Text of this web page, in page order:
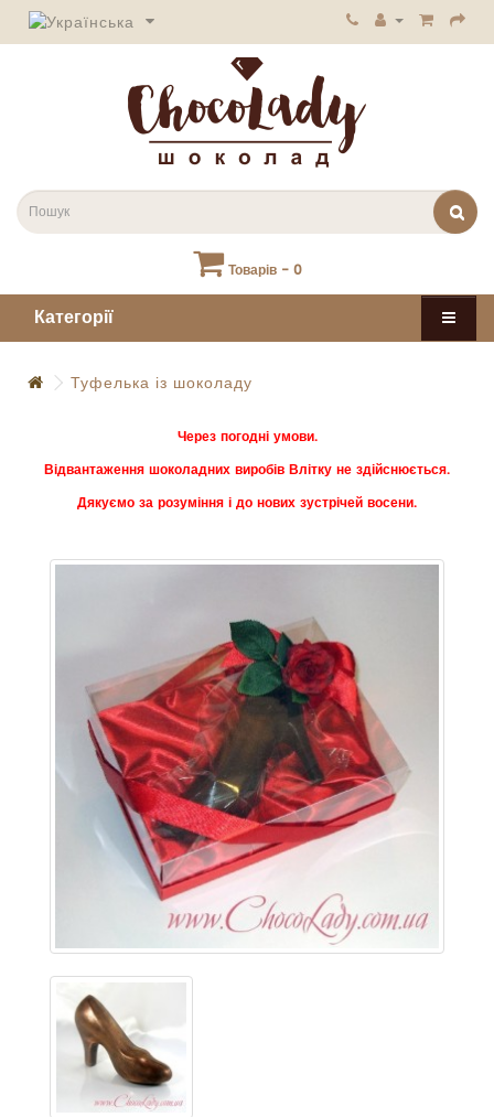
Товарів - 0
Категорії
Туфелька із шоколаду
Через погодні умови.
Відвантаження шоколадних виробів Влітку не здійснюється.
Дякуємо за розуміння і до нових зустрічей восени.